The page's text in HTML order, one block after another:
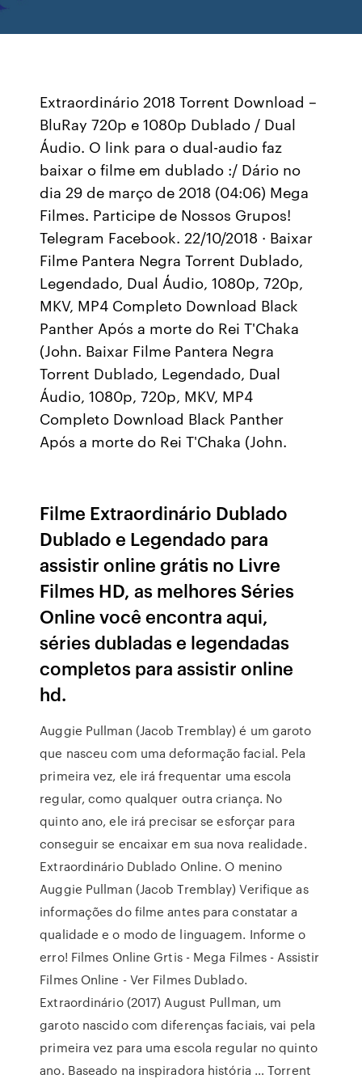
Extraordinário 2018 Torrent Download –
BluRay 720p e 1080p Dublado / Dual
Áudio. O link para o dual-audio faz
baixar o filme em dublado :/ Dário no
dia 29 de março de 2018 (04:06) Mega
Filmes. Participe de Nossos Grupos!
Telegram Facebook. 22/10/2018 · Baixar
Filme Pantera Negra Torrent Dublado,
Legendado, Dual Áudio, 1080p, 720p,
MKV, MP4 Completo Download Black
Panther Após a morte do Rei T'Chaka
(John. Baixar Filme Pantera Negra
Torrent Dublado, Legendado, Dual
Áudio, 1080p, 720p, MKV, MP4
Completo Download Black Panther
Após a morte do Rei T'Chaka (John.
Filme Extraordinário Dublado
Dublado e Legendado para
assistir online grátis no Livre
Filmes HD, as melhores Séries
Online você encontra aqui,
séries dubladas e legendadas
completos para assistir online
hd.
Auggie Pullman (Jacob Tremblay) é um garoto
que nasceu com uma deformação facial. Pela
primeira vez, ele irá frequentar uma escola
regular, como qualquer outra criança. No
quinto ano, ele irá precisar se esforçar para
conseguir se encaixar em sua nova realidade.
Extraordinário Dublado Online. O menino
Auggie Pullman (Jacob Tremblay) Verifique as
informações do filme antes para constatar a
qualidade e o modo de linguagem. Informe o
erro! Filmes Online Grtis - Mega Filmes - Assistir
Filmes Online - Ver Filmes Dublado.
Extraordinário (2017) August Pullman, um
garoto nascido com diferenças faciais, vai pela
primeira vez para uma escola regular no quinto
ano. Baseado na inspiradora história … Torrent